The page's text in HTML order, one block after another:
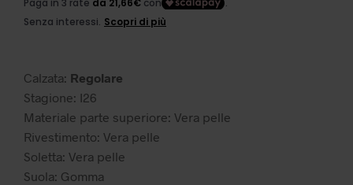
originale
Calzata: Regolare
Stagione: I26
Materiale parte superiore: Vera pelle
Rivestimento: Vera pelle
Soletta: Vera pelle
Suola: Gomma